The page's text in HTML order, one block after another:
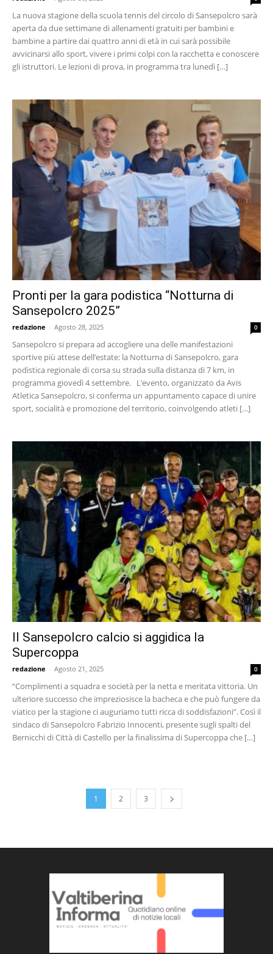
La nuova stagione della scuola tennis del circolo di Sansepolcro sarà
aperta da due settimane di allenamenti gratuiti per bambini e
bambine a partire dai quattro anni di età in cui sarà possibile
avvicinarsi allo sport, vivere i primi colpi con la racchetta e conoscere
gli istruttori. Le lezioni di prova, in programma tra lunedì […]
Pronti per la gara podistica “Notturna di
Sansepolcro 2025”
redazione - Agosto 28, 2025 0
Sansepolcro si prepara ad accogliere una delle manifestazioni
sportive più attese dell’estate: la Notturna di Sansepolcro, gara
podistica regionale di corsa su strada sulla distanza di 7 km, in
programma giovedì 4 settembre. L’evento, organizzato da Avis
Atletica Sansepolcro, si conferma un appuntamento capace di unire
sport, socialità e promozione del territorio, coinvolgendo atleti […]
Il Sansepolcro calcio si aggidica la
Supercoppa
redazione - Agosto 21, 2025 0
“Complimenti a squadra e società per la netta e meritata vittoria. Un
ulteriore successo che impreziosisce la bacheca e che può fungere da
viatico per la stagione ci auguriamo tutti ricca di soddisfazioni”. Così il
sindaco di Sansepolcro Fabrizio Innocenti, presente sugli spalti del
Bernicchi di Città di Castello per la finalissima di Supercoppa che […]
1 2 3